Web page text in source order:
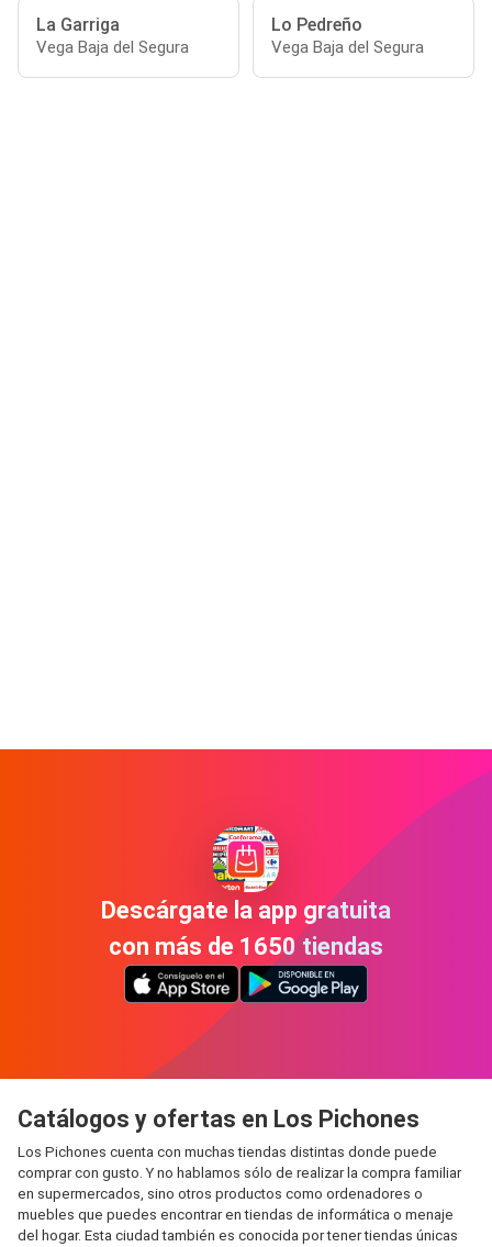
La Garriga
Vega Baja del Segura
Lo Pedreño
Vega Baja del Segura
Descárgate la app gratuita
con más de 1650 tiendas
Catálogos y ofertas en Los Pichones
Los Pichones cuenta con muchas tiendas distintas donde puede
comprar con gusto. Y no hablamos sólo de realizar la compra familiar
en supermercados, sino otros productos como ordenadores o
muebles que puedes encontrar en tiendas de informática o menaje
del hogar. Esta ciudad también es conocida por tener tiendas únicas